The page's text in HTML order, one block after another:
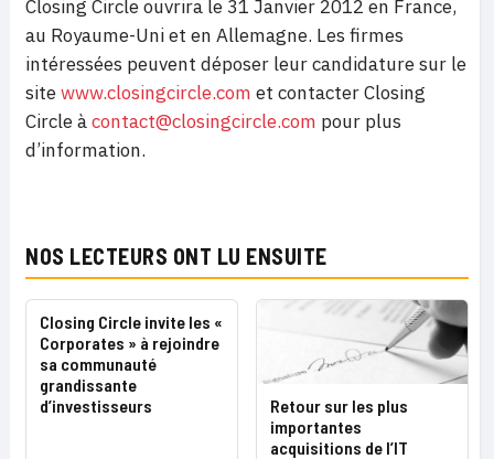
Closing Circle ouvrira le 31 Janvier 2012 en France,
au Royaume-Uni et en Allemagne. Les firmes
intéressées peuvent déposer leur candidature sur le
sitewww.closingcircle.com et contacter Closing
Circle àcontact@closingcircle.com pour plus
d’information.
NOS LECTEURS ONT LU ENSUITE
Closing Circle invite les «
Corporates » à rejoindre
sa communauté
grandissante
d’investisseurs
Retour sur les plus
importantes
acquisitions de l’IT